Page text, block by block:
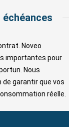
Noveo
importantes pour
Nous
garantir que vos
réelle.